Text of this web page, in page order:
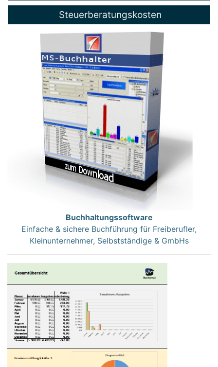
Steuerberatungskosten
Buchhaltungssoftware
Einfache & sichere Buchführung für Freiberufler,
Kleinunternehmer, Selbstständige & GmbHs